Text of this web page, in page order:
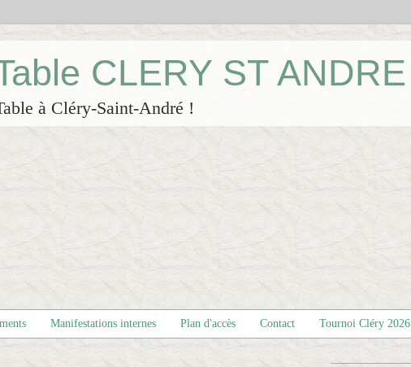
CLERY ST ANDRE
à Cléry-Saint-André !
Manifestations internes Plan d'accès Contact Tournoi Cléry 2026